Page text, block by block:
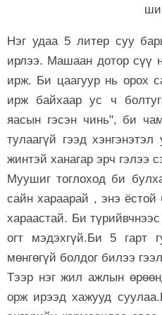
Нэг удаа 5 литер суу
ирлээ. Машаан дотор сүү
ирж. Би цаагуур нь орох
ирж байхаар ус ч
яасын гэсэн чинь", би
тулаагүй гээд
жинтэй ханагар эрч гэлээ
Муушиг тоглоход би
сайн хараарай , энэ ёстой
хараастай. Би
огт мэдэхгүй.Би 5 гарт
мөнгөгүй болдог билээ
Тээр нэг жил ажлын
орж ирээд хажууд